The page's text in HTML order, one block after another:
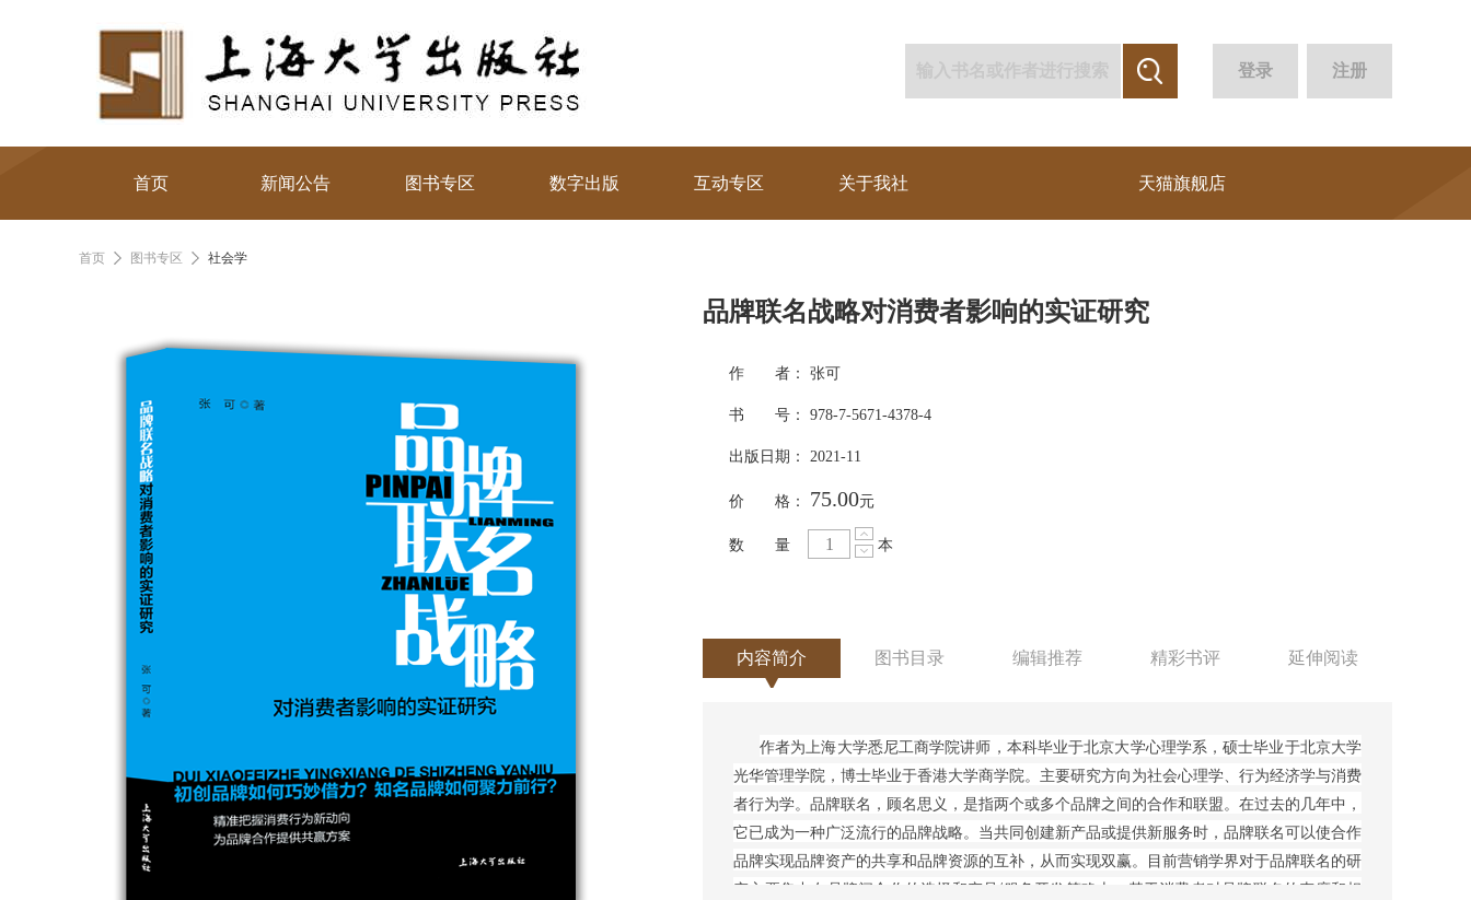
注册
登录
首页 新闻公告 图书专区 数字出版 互动专区 关于我社 天猫旗舰店
首页 图书专区 社会学
品牌联名战略对消费者影响的实证研究
作 者： 张可
书 号： 978-7-5671-4378-4
出版日期： 2021-11
价 格： 75.00元
数 量 本
内容简介 图书目录 编辑推荐 精彩书评 延伸阅读
作者为上海大学悉尼工商学院讲师，本科毕业于北京大学心理学系，硕士毕业于北京大学
光华管理学院，博士毕业于香港大学商学院。主要研究方向为社会心理学、行为经济学与消费
者行为学。品牌联名，顾名思义，是指两个或多个品牌之间的合作和联盟。在过去的几年中，
它已成为一种广泛流行的品牌战略。当共同创建新产品或提供新服务时，品牌联名可以使合作
品牌实现品牌资产的共享和品牌资源的互补，从而实现双赢。目前营销学界对于品牌联名的研
究主要集中在品牌间合作的选择和产品/服务开发策略上，基于消费者对品牌联名的态度和相